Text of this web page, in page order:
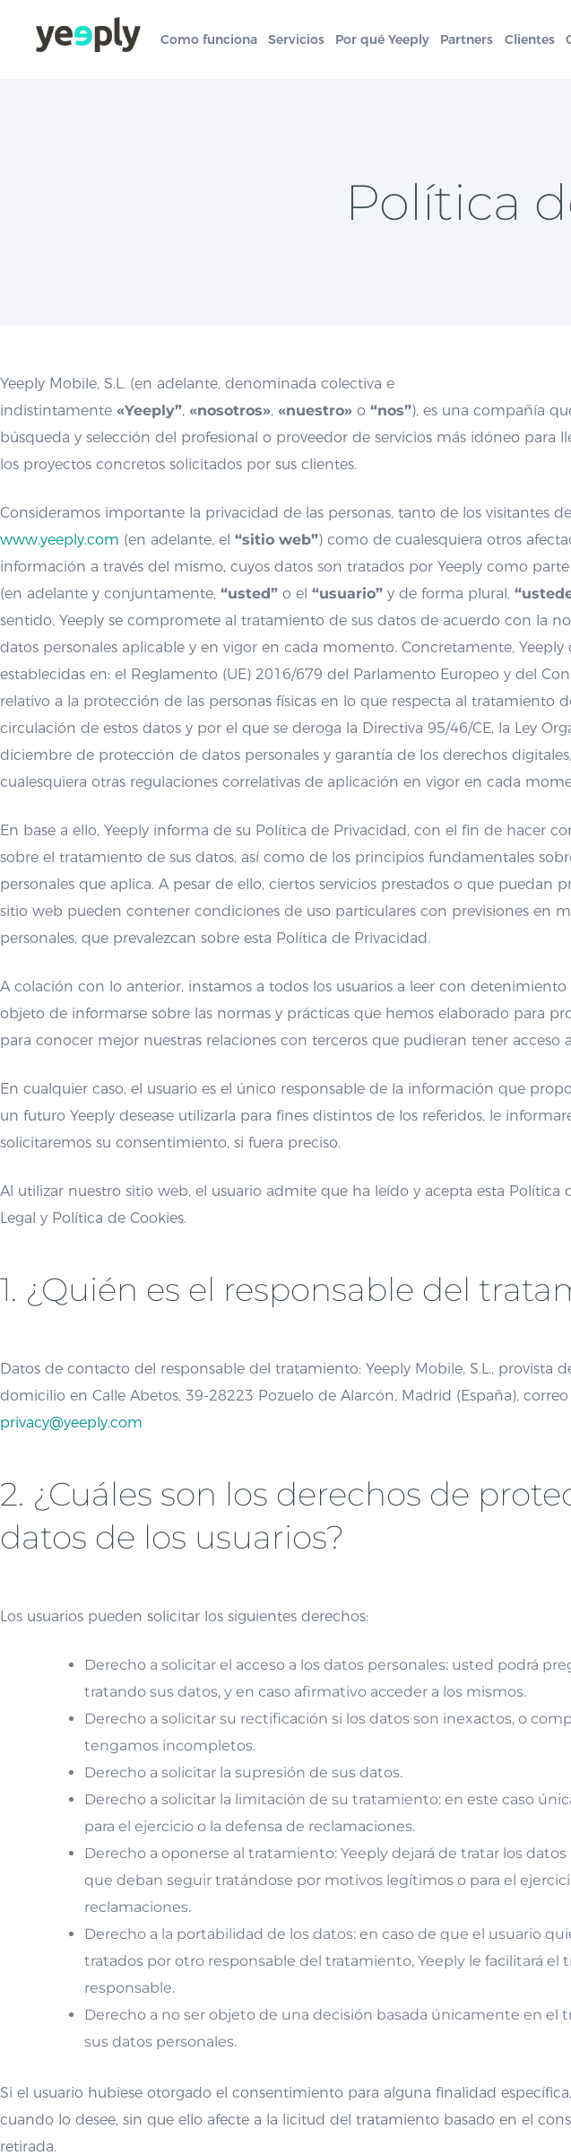
Como funciona Servicios Por qué Yeeply Partners Clientes
Política
Yeeply Mobile, S.L. (en adelante, denominada colectiva e
indistintamente «Yeeply”, «nosotros», «nuestro» o “nos”), es una compañía
búsqueda y selección del profesional o proveedor de servicios más idóneo para
los proyectos concretos solicitados por sus clientes.
Consideramos importante la privacidad de las personas, tanto de los visitantes
www.yeeply.com (en adelante, el “sitio web”) como de cualesquiera otros
información a través del mismo, cuyos datos son tratados por Yeeply como
(en adelante y conjuntamente, “usted” o el “usuario” y de forma plural,
sentido, Yeeply se compromete al tratamiento de sus datos de acuerdo con la
datos personales aplicable y en vigor en cada momento. Concretamente,
establecidas en: el Reglamento (UE) 2016/679 del Parlamento Europeo y del
relativo a la protección de las personas físicas en lo que respecta al tratamiento
circulación de estos datos y por el que se deroga la Directiva 95/46/CE, la Ley
diciembre de protección de datos personales y garantía de los derechos
cualesquiera otras regulaciones correlativas de aplicación en vigor en cada
En base a ello, Yeeply informa de su Política de Privacidad, con el fin de hacer
sobre el tratamiento de sus datos, así como de los principios fundamentales
personales que aplica. A pesar de ello, ciertos servicios prestados o que puedan
sitio web pueden contener condiciones de uso particulares con previsiones en
personales, que prevalezcan sobre esta Política de Privacidad.
A colación con lo anterior, instamos a todos los usuarios a leer con
objeto de informarse sobre las normas y prácticas que hemos elaborado para
para conocer mejor nuestras relaciones con terceros que pudieran tener acceso
En cualquier caso, el usuario es el único responsable de la información que
un futuro Yeeply desease utilizarla para fines distintos de los referidos, le
solicitaremos su consentimiento, si fuera preciso.
Al utilizar nuestro sitio web, el usuario admite que ha leído y acepta esta Política
Legal y Política de Cookies.
1. ¿Quién es el responsable del
Datos de contacto del responsable del tratamiento: Yeeply Mobile, S.L., provista
domicilio en Calle Abetos, 39-28223 Pozuelo de Alarcón, Madrid (España),
privacy@yeeply.com
2. ¿Cuáles son los derechos de
datos de los usuarios?
Los usuarios pueden solicitar los siguientes derechos:
Derecho a solicitar el acceso a los datos personales: usted podrá
tratando sus datos, y en caso afirmativo acceder a los mismos.
Derecho a solicitar su rectificación si los datos son inexactos, o
tengamos incompletos.
Derecho a solicitar la supresión de sus datos.
Derecho a solicitar la limitación de su tratamiento: en este caso
para el ejercicio o la defensa de reclamaciones.
Derecho a oponerse al tratamiento: Yeeply dejará de tratar los
que deban seguir tratándose por motivos legítimos o para el
reclamaciones.
Derecho a la portabilidad de los datos: en caso de que el usuario
tratados por otro responsable del tratamiento, Yeeply le facilitará el
responsable.
Derecho a no ser objeto de una decisión basada únicamente en el
sus datos personales.
Si el usuario hubiese otorgado el consentimiento para alguna finalidad
cuando lo desee, sin que ello afecte a la licitud del tratamiento basado en el
retirada.